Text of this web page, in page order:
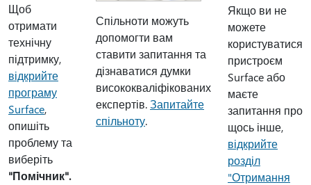
Щоб
отримати
технічну
підтримку,
відкрийте
програму
Surface,
опишіть
проблему та
виберіть
"Помічник".
Спільноти можуть
допомогти вам
ставити запитання та
дізнаватися думки
висококваліфікованих
експертів.Запитайте
спільноту.
Якщо ви не
можете
користуватися
пристроєм
Surface або
маєте
запитання про
щось інше,
відкрийте
розділ
"Отримання